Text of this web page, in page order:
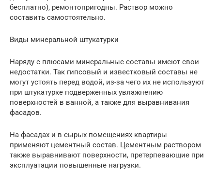
бесплатно), ремонтопригодны. Раствор можно
составить самостоятельно.
Виды минеральной штукатурки
Наряду с плюсами минеральные составы имеют свои
недостатки. Так гипсовый и известковый составы не
могут устоять перед водой, из-за чего их не используют
при штукатурке подверженных увлажнению
поверхностей в ванной, а также для выравнивания
фасадов.
На фасадах и в сырых помещениях квартиры
применяют цементный состав. Цементным раствором
также выравнивают поверхности, претерпевающие при
эксплуатации повышенные нагрузки.